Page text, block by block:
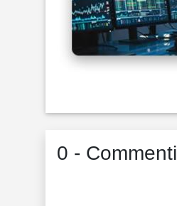
0 - Commenti